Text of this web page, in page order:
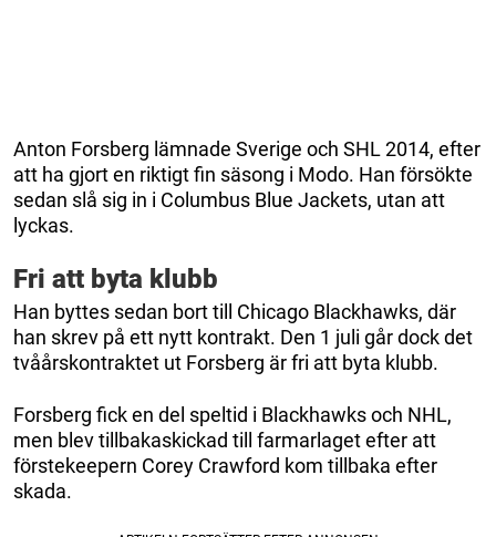
Anton Forsberg lämnade Sverige och SHL 2014, efter
att ha gjort en riktigt fin säsong i Modo. Han försökte
sedan slå sig in i Columbus Blue Jackets, utan att
lyckas.
Fri att byta klubb
Han byttes sedan bort till Chicago Blackhawks, där
han skrev på ett nytt kontrakt. Den 1 juli går dock det
tvåårskontraktet ut Forsberg är fri att byta klubb.
Forsberg fick en del speltid i Blackhawks och NHL,
men blev tillbakaskickad till farmarlaget efter att
förstekeepern Corey Crawford kom tillbaka efter
skada.